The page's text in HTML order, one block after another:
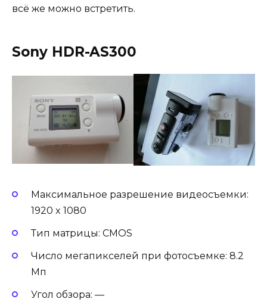
всё же можно встретить.
Sony HDR-AS300
Максимальное разрешение видеосъемки:
1920 x 1080
Тип матрицы: CMOS
Число мегапикселей при фотосъемке: 8.2
Мп
Угол обзора: —